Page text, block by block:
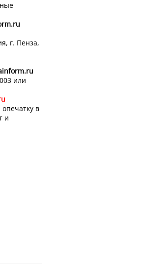
г. Пенза,
или
в
и